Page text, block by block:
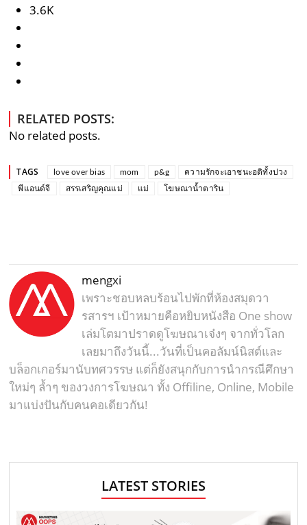
3.6K
RELATED POSTS:
No related posts.
TAGS love over bias mom p&g
ความรักจะเอาชนะอติทั้งปวง
พีแอนด์จี
สรรเสริญคุณแม่ แม่ โฆษณาน้ำตาริน
mengxi
เพราะชอบหลบร้อนไปพักที่ห้องสมุดวา
รสารฯ เป้าหมายคือหยิบหนังสือ One show
เล่มโตมาปราดดูโฆษณาเจ๋งๆ จากทั่วโลก
เลยมาถึงวันนี้...วันที่เป็นคอลัมน์นิสต์และ
บล็อกเกอร์มานับทศวรรษ แต่ก็ยังสนุกกับการนำกรณีศึกษา
ใหม่ๆ ล้ำๆ ของวงการโฆษณา ทั้ง Offiline, Online, Mobile
มาแบ่งปันกับคนคอเดียวกัน!
LATEST STORIES